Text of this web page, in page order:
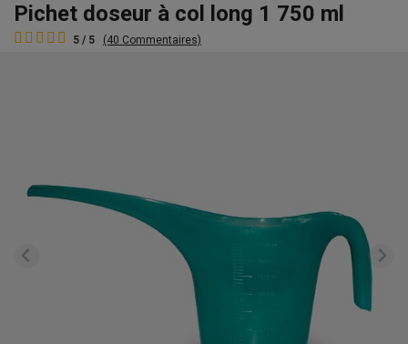
Pichet doseur à col long 1 750 ml
5 / 5 (40 Commentaires)